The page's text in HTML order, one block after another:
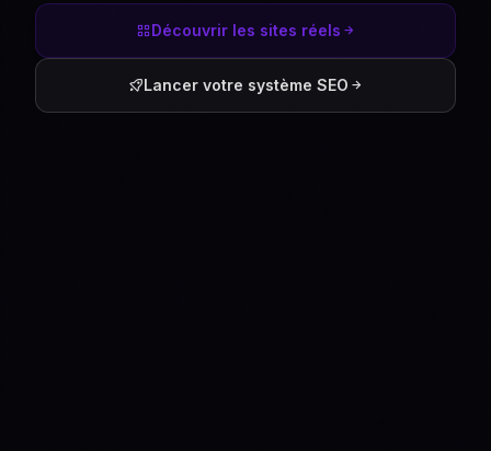
Découvrir les sites réels
Lancer votre système SEO